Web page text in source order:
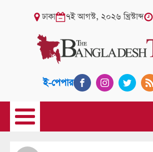
ঢাকা ৭ই আগস্ট, ২০২৬ খ্রিস্টাব্দ
ই-পেপার